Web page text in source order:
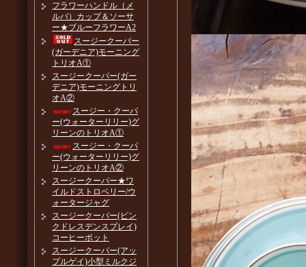
フラワーハンドル（メ
ルバ）カップ＆ソーサ
ー★ブルーフラワーA2
スージークーパー
(ガーデニア)モーニング
トリオA①
スージークーパー(ガー
デニア)モーニングトリ
オA②
スージー・クーパ
ー(ウォーターリリー)グ
リーンのトリオA①
スージー・クーパ
ー(ウォーターリリー)グ
リーンのトリオA②
スージークーパー★ワ
イルドストロベリー/ウ
ォータージャグ
スージークーパー(ピン
クドレスデンスプレイ)
コーヒーポット
スージークーパー(アッ
プルゲイ)小型ミルクジ